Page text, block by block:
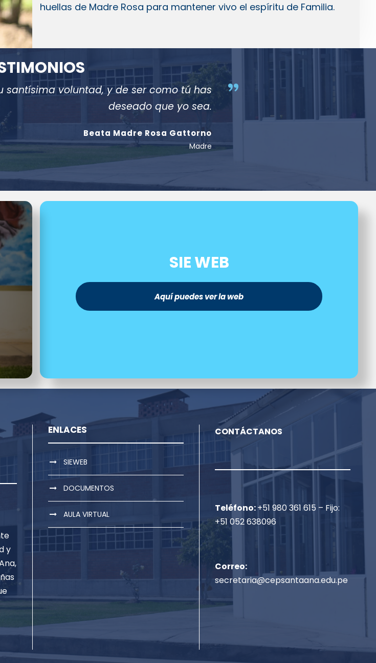
huellas de Madre Rosa para mantener vivo el espíritu de Familia.
”
santísima voluntad, y de ser como tú has
deseado que yo sea.
Beata Madre Rosa Gattorno
Madre
SIE WEB
Aquí puedes ver la web
y
ENLACES
SIEWEB
DOCUMENTOS
AULA VIRTUAL
CONTÁCTANOS
Teléfono:+51 980 361 615 – Fijo:
+51 052 638096
Correo:
secretaria@cepsantaana.edu.pe